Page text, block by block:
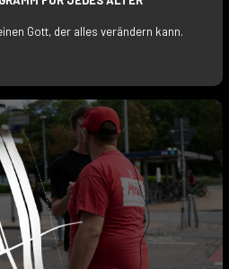
Gott, der alles verändern kann.